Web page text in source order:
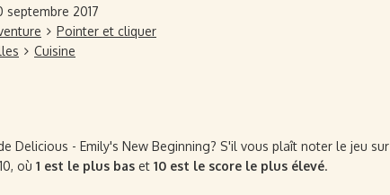
septembre 2017
Pointer et cliquer
Cuisine
Delicious - Emily's New Beginning? S'il vous plaît noter le jeu sur
où 1 est le plus bas et 10 est le score le plus élevé.